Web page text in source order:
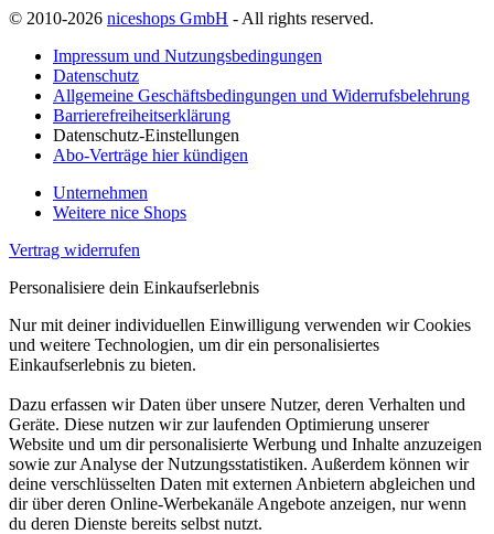
© 2010-2026 niceshops GmbH - All rights reserved.
Impressum und Nutzungsbedingungen
Datenschutz
Allgemeine Geschäftsbedingungen und Widerrufsbelehrung
Barrierefreiheitserklärung
Datenschutz-Einstellungen
Abo-Verträge hier kündigen
Unternehmen
Weitere nice Shops
Vertrag widerrufen
Personalisiere dein Einkaufserlebnis
Nur mit deiner individuellen Einwilligung verwenden wir Cookies
und weitere Technologien, um dir ein personalisiertes
Einkaufserlebnis zu bieten.
Dazu erfassen wir Daten über unsere Nutzer, deren Verhalten und
Geräte. Diese nutzen wir zur laufenden Optimierung unserer
Website und um dir personalisierte Werbung und Inhalte anzuzeigen
sowie zur Analyse der Nutzungsstatistiken. Außerdem können wir
deine verschlüsselten Daten mit externen Anbietern abgleichen und
dir über deren Online-Werbekanäle Angebote anzeigen, nur wenn
du deren Dienste bereits selbst nutzt.